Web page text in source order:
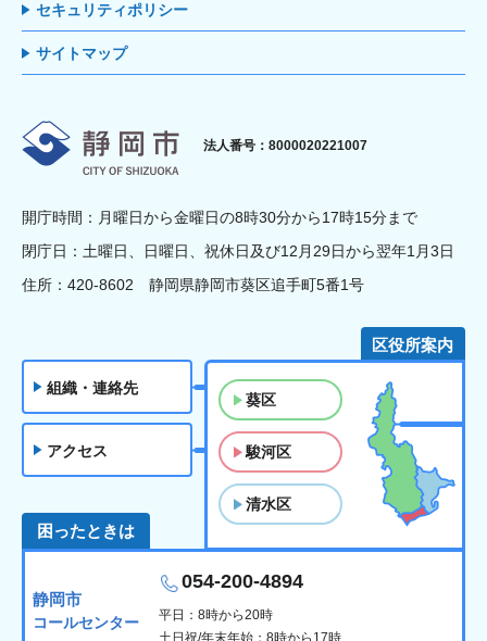
セキュリティポリシー
サイトマップ
静岡市
法人番号：8000020221007
開庁時間：月曜日から金曜日の8時30分から17時15分まで
閉庁日：土曜日、日曜日、祝休日及び12月29日から翌年1月3日
住所：420-8602 静岡県静岡市葵区追手町5番1号
組織・連絡先
アクセス
区役所案内
葵区
駿河区
清水区
困ったときは
静岡市
コールセンター
054-200-4894
平日：8時から20時